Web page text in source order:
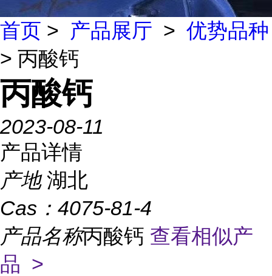
首页 > 产品展厅 > 优势品种
> 丙酸钙
丙酸钙
2023-08-11
产品详情
产地 湖北
Cas： 4075-81-4
产品名称丙酸钙 查看相似产
品 >